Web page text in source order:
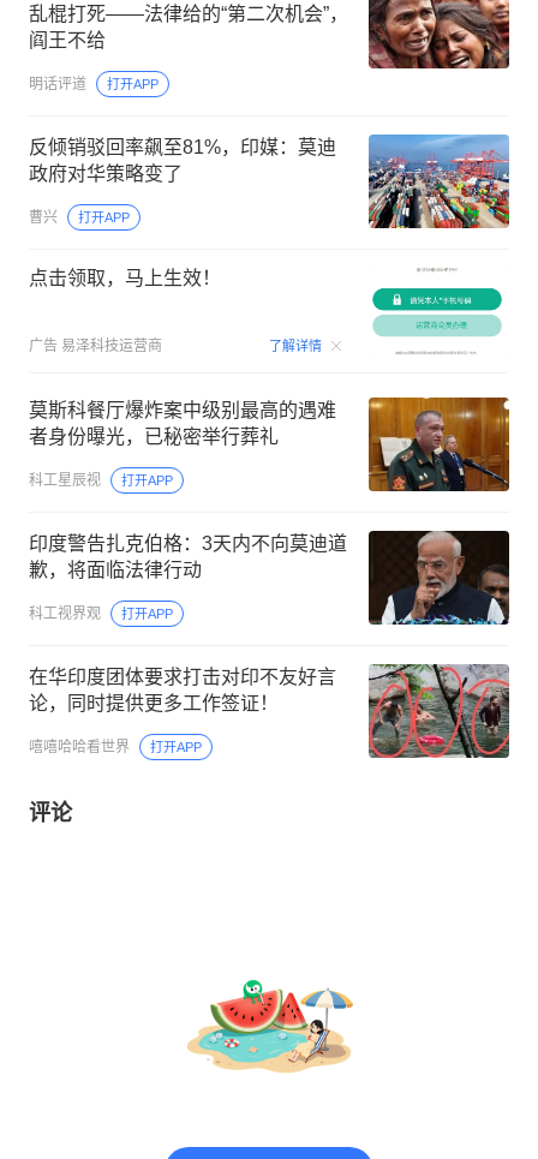
乱棍打死——法律给的“第二次机会”，
阎王不给
明话评道 打开APP
反倾销驳回率飙至81%，印媒：莫迪
政府对华策略变了
曹兴 打开APP
点击领取，马上生效！
广告 易泽科技运营商 了解详情
莫斯科餐厅爆炸案中级别最高的遇难
者身份曝光，已秘密举行葬礼
科工星辰视 打开APP
印度警告扎克伯格：3天内不向莫迪道
歉，将面临法律行动
科工视界观 打开APP
在华印度团体要求打击对印不友好言
论，同时提供更多工作签证！
嘻嘻哈哈看世界 打开APP
评论